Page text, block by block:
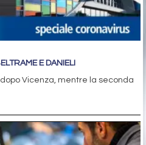
E DANIELI
Vicenza, mentre la seconda